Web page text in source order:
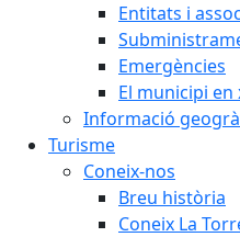
Entitats i
Emergències
El municipi en
Informació
Turisme
Coneix-nos
Breu història
Coneix La